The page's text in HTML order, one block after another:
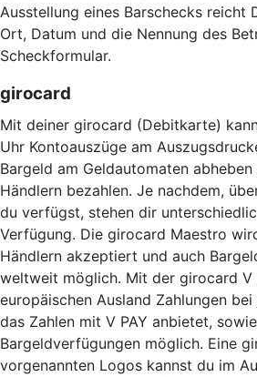
Ausstellung eines Barschecks reicht
Ort, Datum und die Nennung des
Scheckformular.
girocard
Mit deiner girocard (Debitkarte)
Uhr Kontoauszüge am
Bargeld am Geldautomaten
Händlern bezahlen. Je nachdem,
du verfügst, stehen dir
Verfügung. Die girocard Maestro
Händlern akzeptiert und auch
weltweit möglich. Mit der girocard V
europäischen Ausland Zahlungen
das Zahlen mit V PAY anbietet,
Bargeldverfügungen möglich. Eine
vorgenannten Logos kannst du im